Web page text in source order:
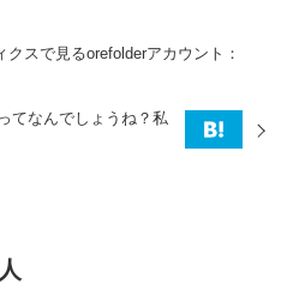
クスで見るorefolderアカウント：
てなんでしょうね？私